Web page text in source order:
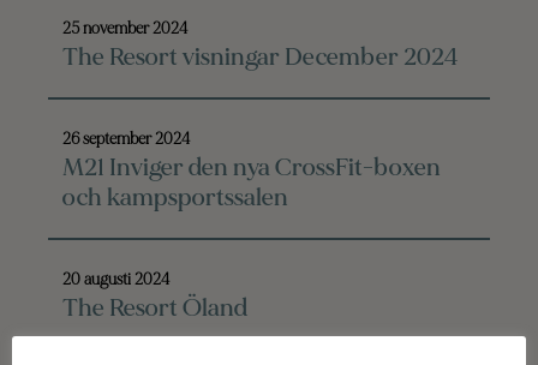
25 november 2024
The Resort visningar December 2024
26 september 2024
M21 Inviger den nya CrossFit-boxen
och kampsportssalen
20 augusti 2024
The Resort Öland